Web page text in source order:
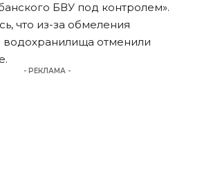
БВУ под контролем».
что из-за обмеления
водохранилища отменили
.
- РЕКЛАМА -